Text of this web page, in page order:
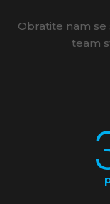
Obratite nam
team